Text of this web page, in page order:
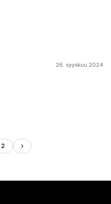
26. syyskuu 2024
2